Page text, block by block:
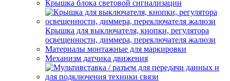
Крышка блока световой сигнализации
Крышка для выключателя, кнопки, регулятора
освещенности, диммера, переключателя жалюзи
Материалы монтажные для маркировки
Механизм датчика движения